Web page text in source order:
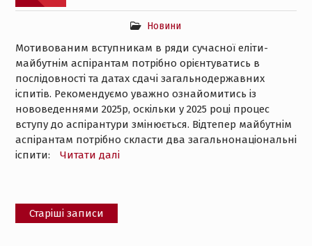
Новини
Мотивованим вступникам в ряди сучасної еліти-
майбутнім аспірантам потрібно орієнтуватись в
послідовності та датах сдачі загальнодержавних
іспитів. Рекомендуємо уважно ознайомитись із
нововеденнями 2025р, оскільки у 2025 році процес
вступу до аспірантури змінюється. Відтепер майбутнім
аспірантам потрібно скласти два загальнонаціональні
іспити:
Читати далі
Навігація
за
Старіші записи